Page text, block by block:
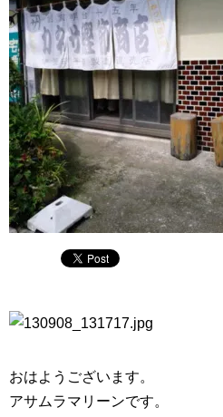
おはようございます。
アサムラマリーンです。